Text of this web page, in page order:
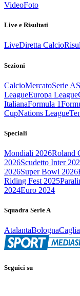
VideoFoto
Live e Risultati
LiveDiretta Calcio
Sezioni
CalcioMercatoSerie A
LeagueEuropa League
ItalianaFormula 1
CupNations League
Speciali
Mondiali 2026Roland
2026Scudetto Inter
2026Super Bowl 2026
Riding Fest 2025
2024Euro 2024
Squadra Serie A
AtalantaBologna
Seguici su